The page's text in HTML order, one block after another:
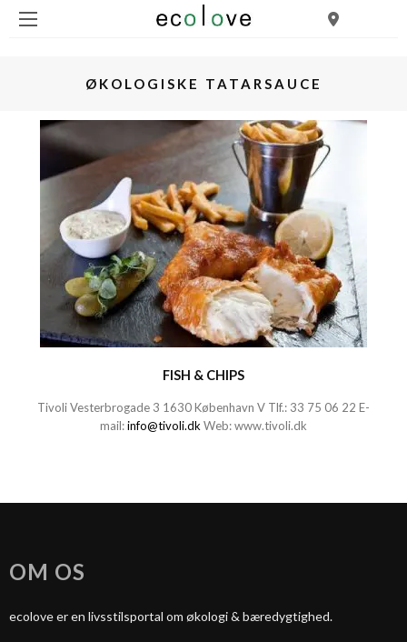
ØKOLOGISKE TATARSAUCE
FISH & CHIPS
Tivoli Vesterbrogade 3 1630 København V Tlf.: 33 75 06 22 E-
mail:info@tivoli.dk Web:www.tivoli.dk
OM OS
ecolove er en livsstilsportal om økologi & bæredygtighed.